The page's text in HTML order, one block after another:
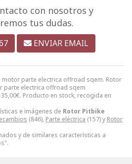
parte electrica offroad sqem. Rotor
parte electrica offroad sqem
35,00€. Producto en stock, recogida en
e imágenes de Rotor Pitbike
(846), Parte eléctrica (157) y Rotor
y de similares características a
con nosotros y
tus dudas.
ENVIAR EMAIL